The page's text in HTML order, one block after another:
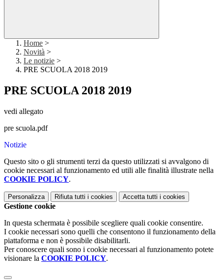
Home >
Novità >
Le notizie >
PRE SCUOLA 2018 2019
PRE SCUOLA 2018 2019
vedi allegato
pre scuola.pdf
Notizie
Questo sito o gli strumenti terzi da questo utilizzati si avvalgono di
cookie necessari al funzionamento ed utili alle finalità illustrate nella
COOKIE POLICY.
Personalizza Rifiuta tutti i cookies Accetta tutti i cookies
Gestione cookie
In questa schermata è possibile scegliere quali cookie consentire.
I cookie necessari sono quelli che consentono il funzionamento della
piattaforma e non è possibile disabilitarli.
Per conoscere quali sono i cookie necessari al funzionamento potete
visionare la COOKIE POLICY.